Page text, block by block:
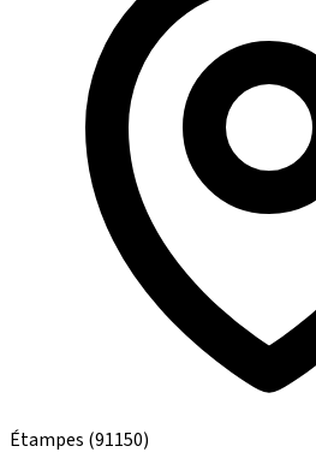
Étampes (91150)